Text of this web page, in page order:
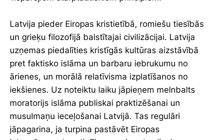
Latvija pieder Eiropas kristietībā, romiešu tiesībās
un grieķu filozofijā balstītajai civilizācijai. Latvija
uzņemas piedalīties kristīgās kultūras aizstāvībā
pret faktisko islāma un barbaru iebrukumu no
ārienes, un morālā relatīvisma izplatīšanos no
iekšienes. Uz noteiktu laiku jāpieņem melnbalts
moratorijs islāma publiskai praktizēšanai un
musulmaņu ieceļošanai Latvijā. Tas regulāri
jāpagarina, ja turpina pastāvēt Eiropas